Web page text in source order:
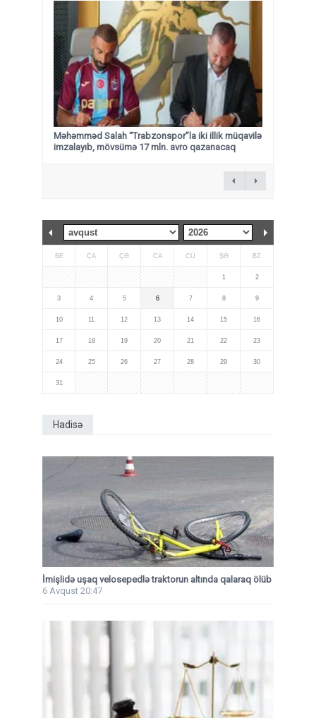
Məhəmməd Salah “Trabzonspor”la iki illik müqavilə
imzalayıb, mövsümə 17 mln. avro qazanacaq
BE ÇA ÇƏ CA CÜ ŞƏ BZ
1 2
3 4 5 6 7 8 9
10 11 12 13 14 15 16
17 18 19 20 21 22 23
24 25 26 27 28 29 30
31
Hadisə
İmişlidə uşaq velosepedlə traktorun altında qalaraq ölüb
6 Avqust 20:47